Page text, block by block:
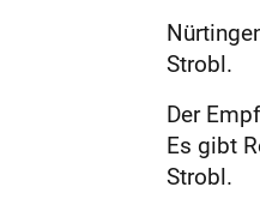
Strobl.
Der
Es gibt
Strobl.